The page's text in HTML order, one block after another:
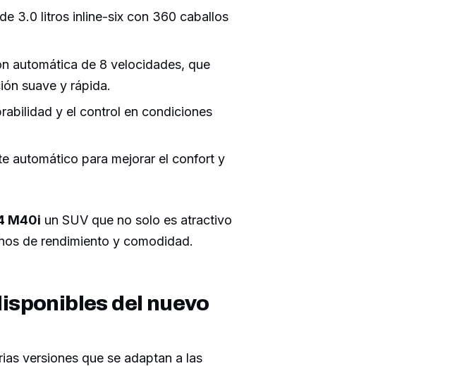
3.0 litros inline-six con 360 caballos
automática de 8 velocidades, que
suave y rápida.
y el control en condiciones
automático para mejorar el confort y
M40i un SUV que no solo es atractivo
de rendimiento y comodidad.
del nuevo
versiones que se adaptan a las